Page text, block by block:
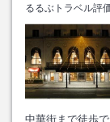
るるぶトラベル評
中華街まで徒歩